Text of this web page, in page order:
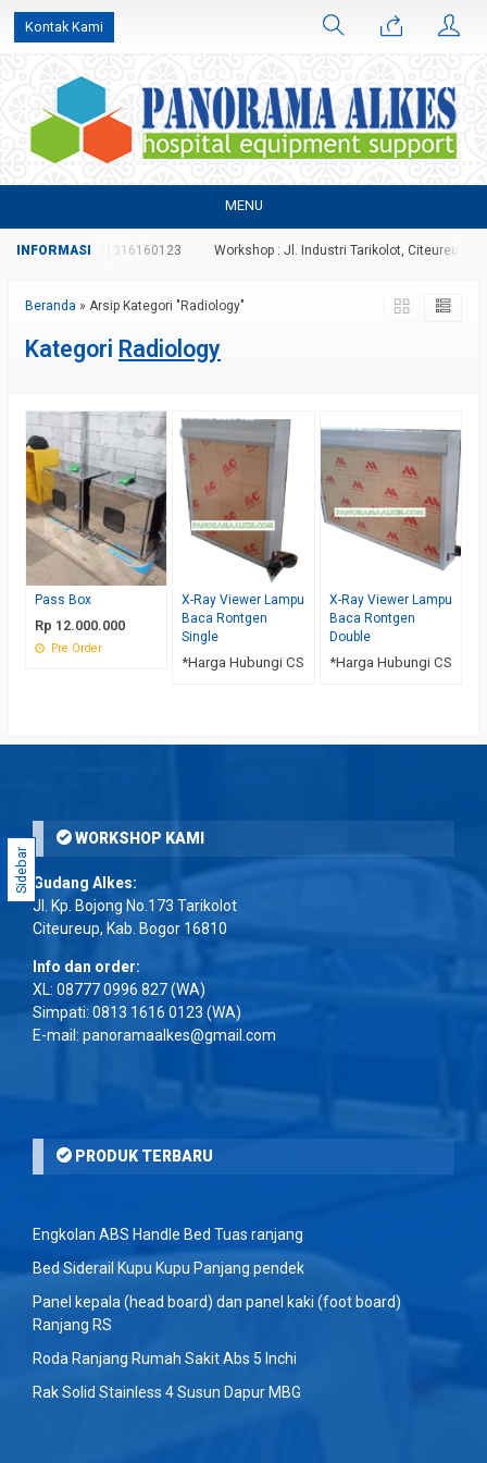
Kontak Kami
MENU
atau 081316160123 Workshop : Jl. Industri Tarikolot, Citeureup,
Beranda » Arsip Kategori "Radiology"
Kategori Radiology
Pass Box
Rp 12.000.000
Pre Order
X-Ray Viewer Lampu
Baca Rontgen
Single
*Harga Hubungi CS
X-Ray Viewer Lampu
Baca Rontgen
Double
*Harga Hubungi CS
Sidebar
WORKSHOP KAMI
Gudang Alkes:
Jl. Kp. Bojong No.173 Tarikolot
Citeureup, Kab. Bogor 16810
Info dan order:
XL: 08777 0996 827(WA)
Simpati: 0813 1616 0123 (WA)
E-mail: panoramaalkes@gmail.com
PRODUK TERBARU
Engkolan ABS Handle Bed Tuas ranjang
Bed Siderail Kupu Kupu Panjang pendek
Panel kepala (head board) dan panel kaki (foot board)
Ranjang RS
Roda Ranjang Rumah Sakit Abs 5 Inchi
Rak Solid Stainless 4 Susun Dapur MBG